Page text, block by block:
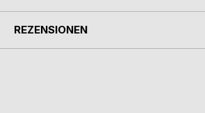
REZENSIONEN